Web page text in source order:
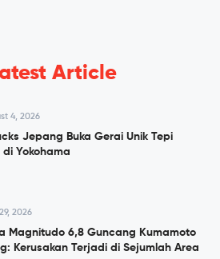
Article
4, 2026
Jepang Buka Gerai Unik Tepi
di Yokohama
2026
Magnitudo 6,8 Guncang Kumamoto
Kerusakan Terjadi di Sejumlah Area